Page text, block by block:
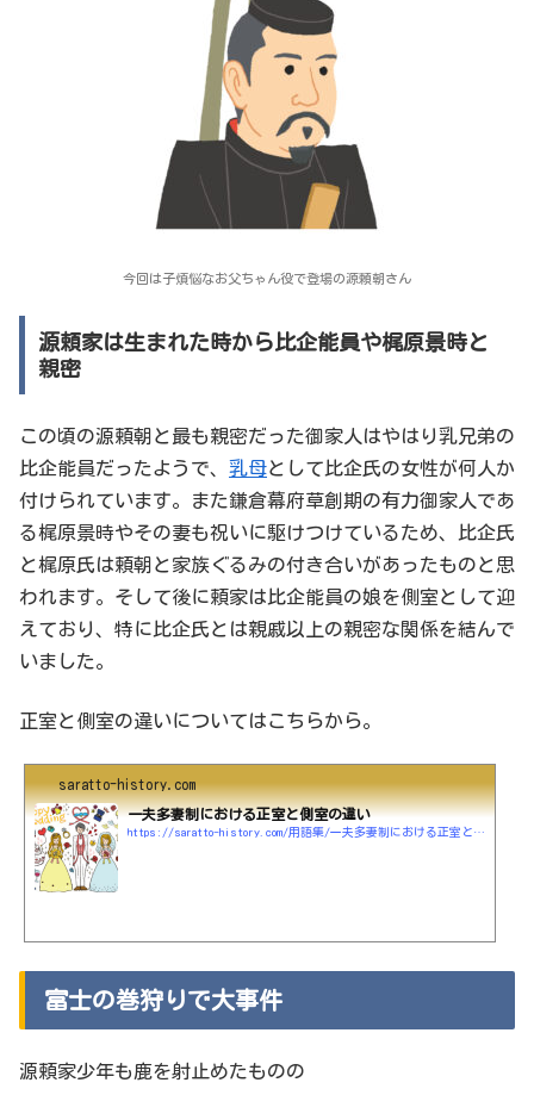
今回は子煩悩なお父ちゃん役で登場の源頼朝さん
源頼家は生まれた時から比企能員や梶原景時と
親密
この頃の源頼朝と最も親密だった御家人はやはり乳兄弟の
比企能員だったようで、 乳母として比企氏の女性が何人か
付けられています。また鎌倉幕府草創期の有力御家人であ
る梶原景時やその妻も祝いに駆けつけているため、比企氏
と梶原氏は頼朝と家族ぐるみの付き合いがあったものと思
われます。そして後に頼家は比企能員の娘を側室として迎
えており、特に比企氏とは親戚以上の親密な関係を結んで
いました。
正室と側室の違いについてはこちらから。
saratto-history.com
一夫多妻制における正室と側室の違い
https://saratto-history.com/用語集/一夫多妻制における正室と側室の違い
富士の巻狩りで大事件
源頼家少年も鹿を射止めたものの